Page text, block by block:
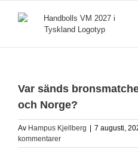
Var sänds
och Norge?
Av Hampus Kjellberg 7 augusti,
kommentarer